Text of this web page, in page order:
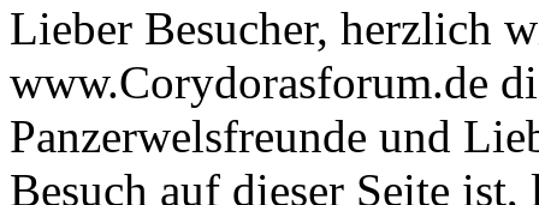
Lieber Besucher, herzlich
www.Corydorasforum.de
Panzerwelsfreunde und
Besuch auf dieser Seite